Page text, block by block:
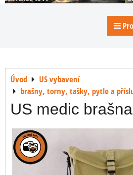
Úvod
US vybavení
brašny, torny, tašky, pytle a
US medic brašna